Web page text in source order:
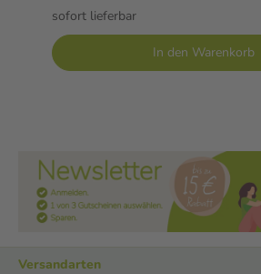
sofort lieferbar
In den Warenkorb
Versandarten